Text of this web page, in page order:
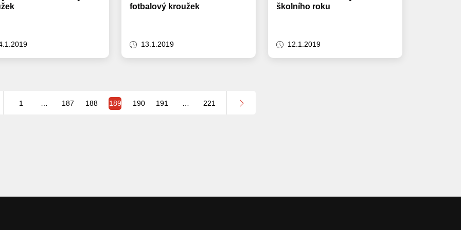
fotbalový kroužek
13.1.2019
školního roku
12.1.2019
1 187 188 189 190 191 221